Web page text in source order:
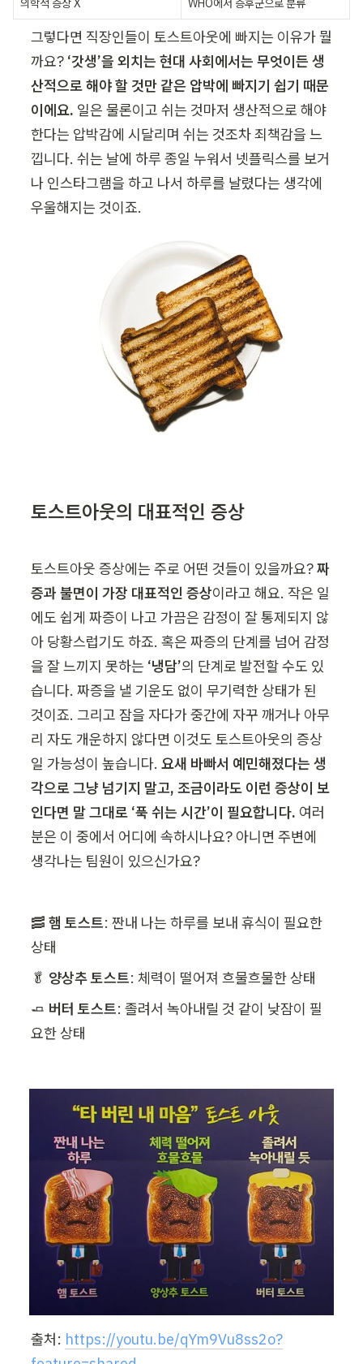
의학적 증상 X WHO에서 증후군으로 분류
그렇다면 직장인들이 토스트아웃에 빠지는 이유가 뭘
까요? ‘갓생’을 외치는 현대 사회에서는 무엇이든 생
산적으로 해야 할 것만 같은 압박에 빠지기 쉽기 때문
이에요. 일은 물론이고 쉬는 것마저 생산적으로 해야
한다는 압박감에 시달리며 쉬는 것조차 죄책감을 느
낍니다. 쉬는 날에 하루 종일 누워서 넷플릭스를 보거
나 인스타그램을 하고 나서 하루를 날렸다는 생각에
우울해지는 것이죠.
토스트아웃의 대표적인 증상
토스트아웃 증상에는 주로 어떤 것들이 있을까요? 짜
증과 불면이 가장 대표적인 증상이라고 해요. 작은 일
에도 쉽게 짜증이 나고 가끔은 감정이 잘 통제되지 않
아 당황스럽기도 하죠. 혹은 짜증의 단계를 넘어 감정
을 잘 느끼지 못하는 ‘냉담’의 단계로 발전할 수도 있
습니다. 짜증을 낼 기운도 없이 무기력한 상태가 된
것이죠. 그리고 잠을 자다가 중간에 자꾸 깨거나 아무
리 자도 개운하지 않다면 이것도 토스트아웃의 증상
일 가능성이 높습니다. 요새 바빠서 예민해졌다는 생
각으로 그냥 넘기지 말고, 조금이라도 이런 증상이 보
인다면 말 그대로 ‘푹 쉬는 시간’이 필요합니다. 여러
분은 이 중에서 어디에 속하시나요? 아니면 주변에
생각나는 팀원이 있으신가요?
🥓 햄 토스트: 짠내 나는 하루를 보내 휴식이 필요한
상태
🥬 양상추 토스트: 체력이 떨어져 흐물흐물한 상태
🧈 버터 토스트: 졸려서 녹아내릴 것 같이 낮잠이 필
요한 상태
출처: https://youtu.be/qYm9Vu8ss2o?